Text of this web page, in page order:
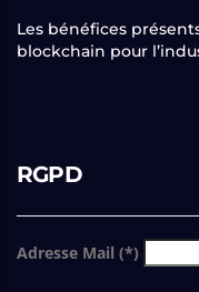
Les bénéfices
blockchain pour
RGPD
Adresse Mail (*)